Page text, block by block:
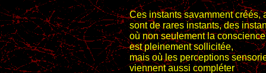
Ces instants savamment créés,
sont de rares instants, des
où non seulement la conscience
est pleinement sollicitée,
mais où les perceptions
viennent aussi compléter